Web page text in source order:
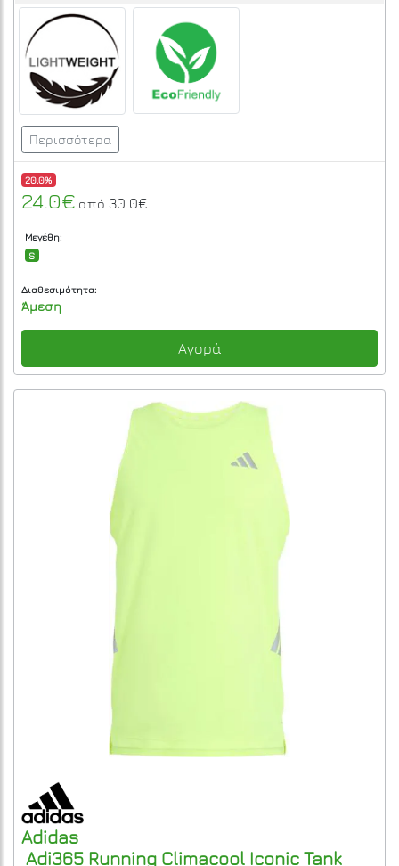
Περισσότερα
20.0%
24.0€ από 30.0€
Μεγέθη:
S
Διαθεσιμότητα:
Άμεση
Αγορά
Adidas
Adi365 Running Climacool Iconic Tank